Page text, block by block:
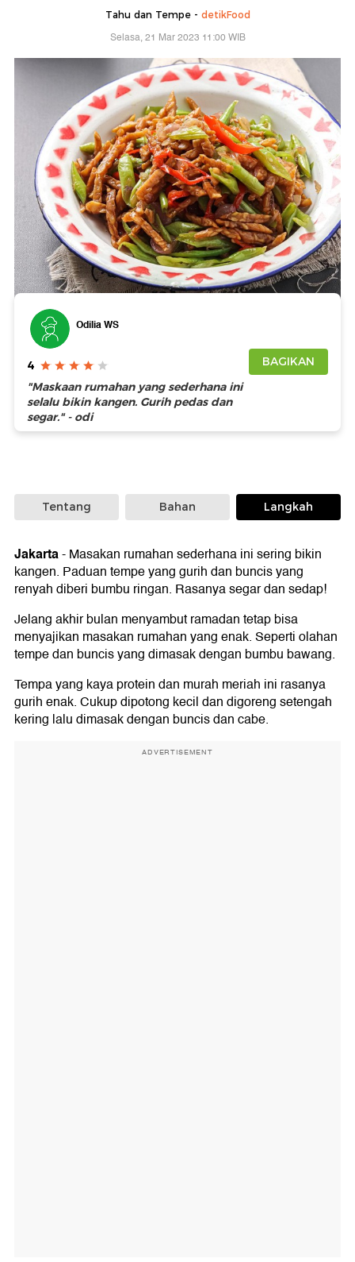
Tahu dan Tempe - detikFood
Selasa, 21 Mar 2023 11:00 WIB
Foto: iStock
Odilia WS
4
"Maskaan rumahan yang sederhana ini
selalu bikin kangen. Gurih pedas dan
segar." - odi
BAGIKAN
Tentang Bahan Langkah
Jakarta-Masakan rumahan sederhana ini sering bikin
kangen. Paduan tempe yang gurih dan buncis yang
renyah diberi bumbu ringan. Rasanya segar dan sedap!
Jelang akhir bulan menyambut ramadan tetap bisa
menyajikan masakan rumahan yang enak. Seperti olahan
tempe dan buncis yang dimasak dengan bumbu bawang.
Tempa yang kaya protein dan murah meriah ini rasanya
gurih enak. Cukup dipotong kecil dan digoreng setengah
kering lalu dimasak dengan buncis dan cabe.
ADVERTISEMENT